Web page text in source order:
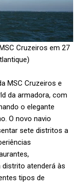
Cruzeiros em 27
MSC Cruzeiros e
da armadora, com
o elegante
O novo navio
sete distritos a
atenderá às
tipos de